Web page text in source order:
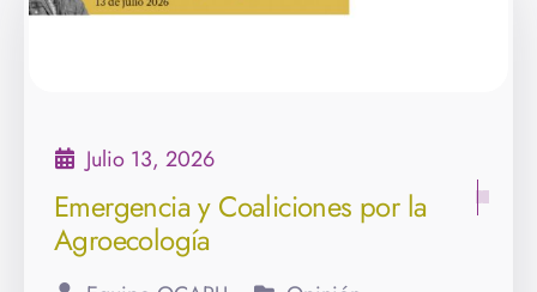
Julio 1, 2026
Primer encuentro sobre edición
génica en América Latina